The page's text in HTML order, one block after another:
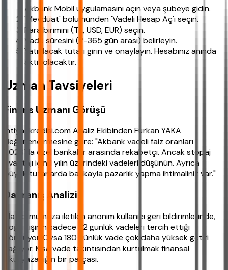
Akbank Mobil uygulamasını açın veya şubeye gidin.
'Mevduat' bölümünden 'Vadeli Hesap Aç'ı seçin.
Para birimini (TL, USD, EUR) seçin.
Vade süresini (7-365 gün arası) belirleyin.
Yatırılacak tutarı girin ve onaylayın. Hesabınız anında
aktif olacaktır.
Uzman Tavsiyeleri
Finans Uzmanı Görüşü
ihtiyackredisi.com Analiz Ekibinden Furkan YAKA
değerlendirmesine göre: "Akbank vadeli faiz oranları
2026'da özel bankalar arasında rekabetçi. Ancak stopaj
avantajı için 1 yılın üzerindeki vadeleri düşünün. Ayrıca
büyük tutarlarda bankayla pazarlık yapma ihtimaliniz var."
Davranış Analizi
Platformumuza iletilen anonim kullanıcı geri bildirimlerinde,
çoğu kişinin sadece 32 günlük vadeleri tercih ettiği
görülüyor. Oysa 180 günlük vade çok daha yüksek getiri
sağlıyor. Kısa vade takıntısından kurtulmak finansal
okuryazarlığın bir parçası.